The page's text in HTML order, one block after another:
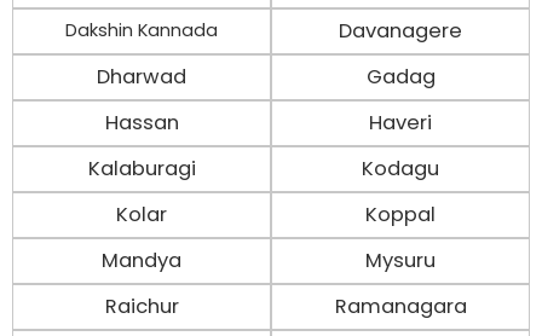
Dakshin Kannada
Davanagere
Dharwad
Gadag
Hassan
Haveri
Kalaburagi
Kodagu
Kolar
Koppal
Mandya
Mysuru
Raichur
Ramanagara